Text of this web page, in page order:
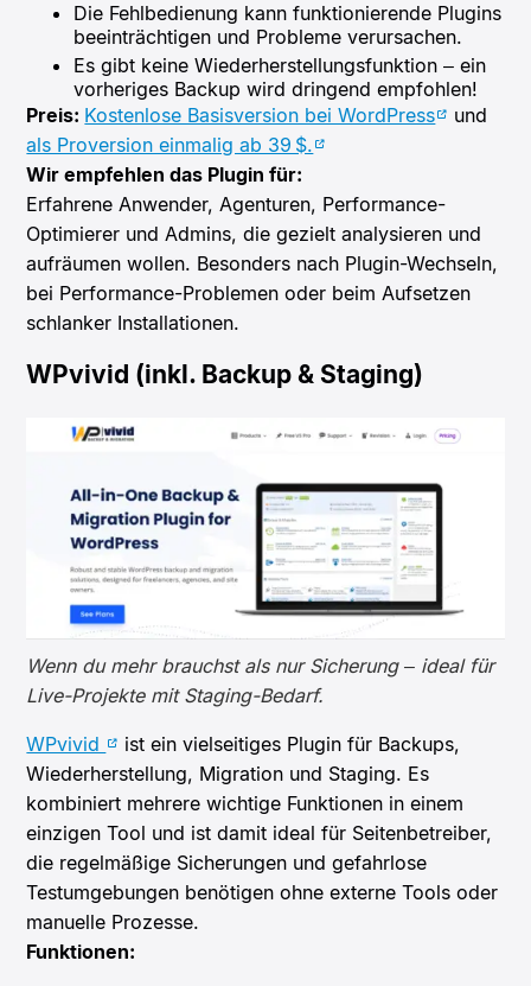
Die Fehlbedienung kann funktionierende Plugins
beeinträchtigen und Probleme verursachen.
Es gibt keine Wiederherstellungsfunktion – ein
vorheriges Backup wird dringend empfohlen!
Preis: Kostenlose Basisversion bei WordPress
und
als Proversion einmalig ab 39 $.
Wir empfehlen das Plugin für:
Erfahrene Anwender, Agenturen, Performance-
Optimierer und Admins, die gezielt analysieren und
aufräumen wollen. Besonders nach Plugin-Wechseln,
bei Performance-Problemen oder beim Aufsetzen
schlanker Installationen.
WPvivid (inkl. Backup & Staging)
Wenn du mehr brauchst als nur Sicherung – ideal für
Live-Projekte mit Staging-Bedarf.
WPvivid
ist ein vielseitiges Plugin für Backups,
Wiederherstellung, Migration und Staging. Es
kombiniert mehrere wichtige Funktionen in einem
einzigen Tool und ist damit ideal für Seitenbetreiber,
die regelmäßige Sicherungen und gefahrlose
Testumgebungen benötigen ohne externe Tools oder
manuelle Prozesse.
Funktionen: